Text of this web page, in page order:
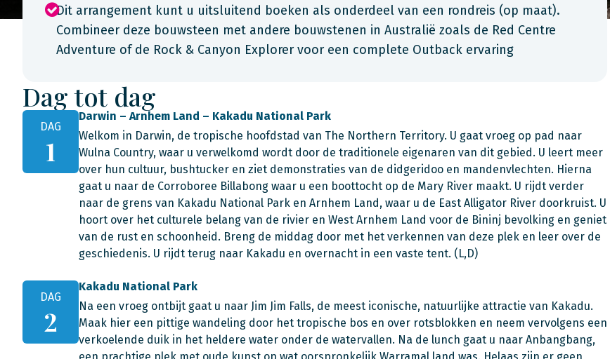
Dit arrangement kunt u uitsluitend boeken als onderdeel van een rondreis (op maat).
Combineer deze bouwsteen met andere bouwstenen in Australië zoals de Red Centre
Adventure of de Rock & Canyon Explorer voor een complete Outback ervaring
Dag tot dag
DAG
1
Darwin – Arnhem Land – Kakadu National Park
Welkom in Darwin, de tropische hoofdstad van The Northern Territory. U gaat vroeg op pad naar
Wulna Country, waar u verwelkomd wordt door de traditionele eigenaren van dit gebied. U leert meer
over hun cultuur, bushtucker en ziet demonstraties van de didgeridoo en mandenvlechten. Hierna
gaat u naar de Corroboree Billabong waar u een boottocht op de Mary River maakt. U rijdt verder
naar de grens van Kakadu National Park en Arnhem Land, waar u de East Alligator River doorkruist. U
hoort over het culturele belang van de rivier en West Arnhem Land voor de Bininj bevolking en geniet
van de rust en schoonheid. Breng de middag door met het verkennen van deze plek en leer over de
geschiedenis. U rijdt terug naar Kakadu en overnacht in een vaste tent. (L,D)
DAG
2
Kakadu National Park
Na een vroeg ontbijt gaat u naar Jim Jim Falls, de meest iconische, natuurlijke attractie van Kakadu.
Maak hier een pittige wandeling door het tropische bos en over rotsblokken en neem vervolgens een
verkoelende duik in het heldere water onder de watervallen. Na de lunch gaat u naar Anbangbang,